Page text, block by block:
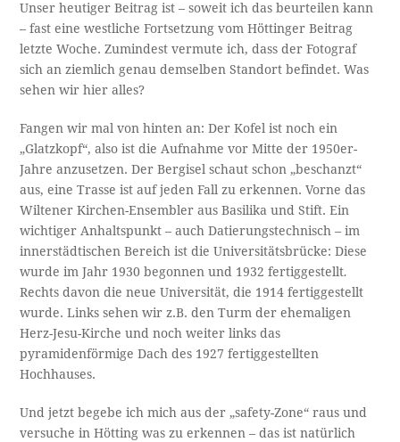
Unser heutiger Beitrag ist – soweit ich das beurteilen kann
– fast eine westliche Fortsetzung vom Höttinger Beitrag
letzte Woche. Zumindest vermute ich, dass der Fotograf
sich an ziemlich genau demselben Standort befindet. Was
sehen wir hier alles?
Fangen wir mal von hinten an: Der Kofel ist noch ein
„Glatzkopf“, also ist die Aufnahme vor Mitte der 1950er-
Jahre anzusetzen. Der Bergisel schaut schon „beschanzt“
aus, eine Trasse ist auf jeden Fall zu erkennen. Vorne das
Wiltener Kirchen-Ensembler aus Basilika und Stift. Ein
wichtiger Anhaltspunkt – auch Datierungstechnisch – im
innerstädtischen Bereich ist die Universitätsbrücke: Diese
wurde im Jahr 1930 begonnen und 1932 fertiggestellt.
Rechts davon die neue Universität, die 1914 fertiggestellt
wurde. Links sehen wir z.B. den Turm der ehemaligen
Herz-Jesu-Kirche und noch weiter links das
pyramidenförmige Dach des 1927 fertiggestellten
Hochhauses.
Und jetzt begebe ich mich aus der „safety-Zone“ raus und
versuche in Hötting was zu erkennen – das ist natürlich